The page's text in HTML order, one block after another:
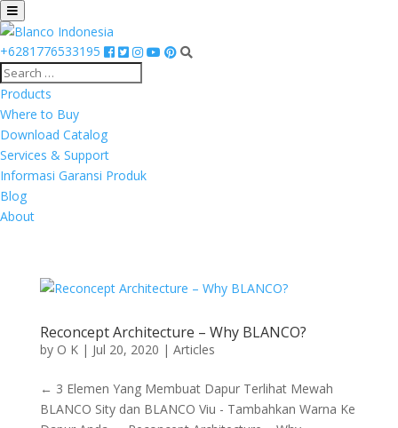
+6281776533195
Products
Where to Buy
Download Catalog
Services & Support
Informasi Garansi Produk
Blog
About
Reconcept Architecture – Why BLANCO?
by O K| Jul 20, 2020 | Articles
← 3 Elemen Yang Membuat Dapur Terlihat Mewah
BLANCO Sity dan BLANCO Viu - Tambahkan Warna Ke